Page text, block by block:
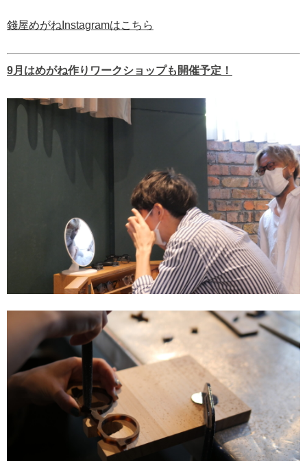
錢屋めがねInstagramはこちら
9月はめがね作りワークショップも開催予定！